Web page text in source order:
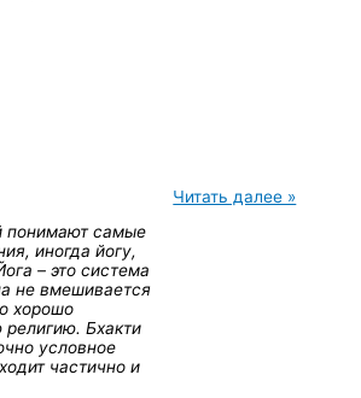
понимают самые
иногда йогу,
– это система
не вмешивается
хорошо
Бхакти
условное
частично и
Бхакти
Читать далее »